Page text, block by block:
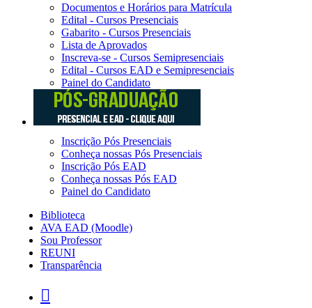
Documentos e Horários para Matrícula
Edital - Cursos Presenciais
Gabarito - Cursos Presenciais
Lista de Aprovados
Inscreva-se - Cursos Semipresenciais
Edital - Cursos EAD e Semipresenciais
Painel do Candidato
Inscrição Pós Presenciais
Conheça nossas Pós Presenciais
Inscrição Pós EAD
Conheça nossas Pós EAD
Painel do Candidato
Biblioteca
AVA EAD (Moodle)
Sou Professor
REUNI
Transparência
